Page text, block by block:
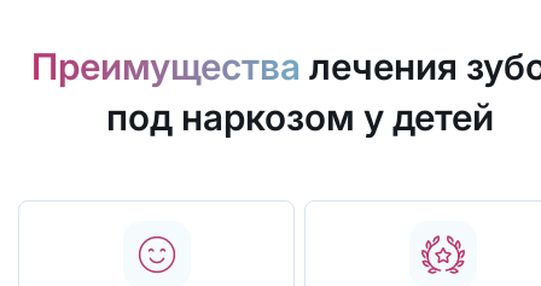
Преимущества лечения
под наркозом у детей